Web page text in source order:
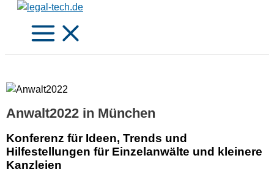
Zum
springen
Anwalt2022 in München
Konferenz für Ideen, Trends und
Hilfestellungen für Einzelanwälte und kleinere
Kanzleien